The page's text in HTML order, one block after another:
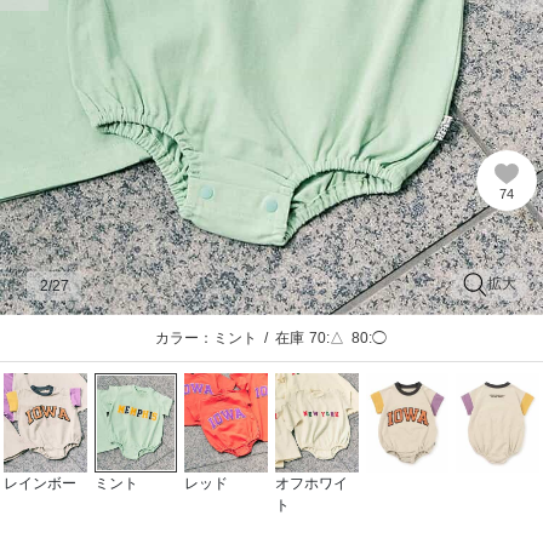
74
拡大
2/27
カラー：ミント / 在庫 70:△ 80:◯
レインボー ミント レッド
オフホワイ
ト